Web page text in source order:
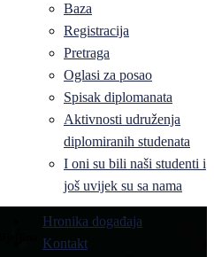
Baza
Registracija
Pretraga
Oglasi za posao
Spisak diplomanata
Aktivnosti udruženja
diplomiranih studenata
I oni su bili naši studenti i
još uvijek su sa nama
Hronika događaja
Kontakt